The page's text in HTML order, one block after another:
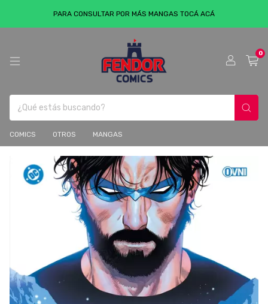
PARA CONSULTAR POR MÁS MANGAS TOCÁ ACÁ
0
COMICS OTROS MANGAS